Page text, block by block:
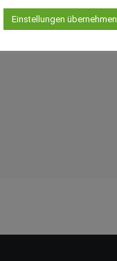
Einstellungen übernehmen